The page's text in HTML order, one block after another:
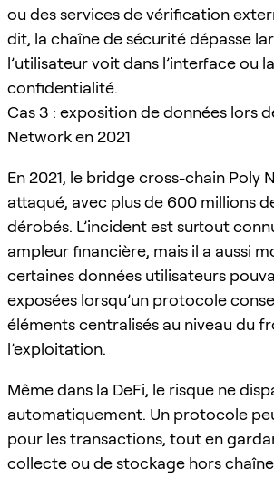
ou des services de vérification
dit, la chaîne de sécurité dépasse
l’utilisateur voit dans l’interface ou
confidentialité.
Cas 3 : exposition de données lors
Network en 2021
En 2021, le bridge cross-chain Poly
attaqué, avec plus de 600 millions
dérobés. L’incident est surtout
ampleur financière, mais il a aussi
certaines données utilisateurs
exposées lorsqu’un protocole
éléments centralisés au niveau du
l’exploitation.
Même dans la DeFi, le risque ne
automatiquement. Un protocole
pour les transactions, tout en
collecte ou de stockage hors